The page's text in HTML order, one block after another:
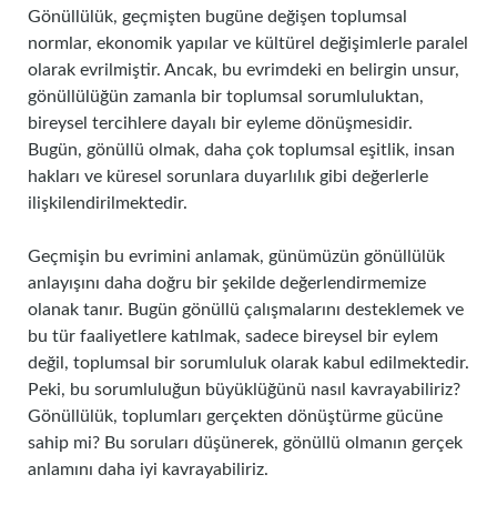
Gönüllülük, geçmişten bugüne değişen toplumsal
normlar, ekonomik yapılar ve kültürel değişimlerle paralel
olarak evrilmiştir. Ancak, bu evrimdeki en belirgin unsur,
gönüllülüğün zamanla bir toplumsal sorumluluktan,
bireysel tercihlere dayalı bir eyleme dönüşmesidir.
Bugün, gönüllü olmak, daha çok toplumsal eşitlik, insan
hakları ve küresel sorunlara duyarlılık gibi değerlerle
ilişkilendirilmektedir.
Geçmişin bu evrimini anlamak, günümüzün gönüllülük
anlayışını daha doğru bir şekilde değerlendirmemize
olanak tanır. Bugün gönüllü çalışmalarını desteklemek ve
bu tür faaliyetlere katılmak, sadece bireysel bir eylem
değil, toplumsal bir sorumluluk olarak kabul edilmektedir.
Peki, bu sorumluluğun büyüklüğünü nasıl kavrayabiliriz?
Gönüllülük, toplumları gerçekten dönüştürme gücüne
sahip mi? Bu soruları düşünerek, gönüllü olmanın gerçek
anlamını daha iyi kavrayabiliriz.